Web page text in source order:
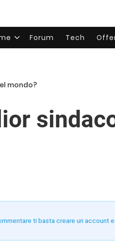
Forum Tech
mondo?
ti basta creare un account